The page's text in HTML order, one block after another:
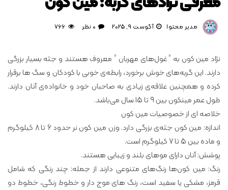
مدیر محتوا آگوست 9, 2025 0 نظر 766
نژاد مین کون به ” غول‌های مهربان ” معروف هستند و جثه بسیار بزرگی
دارند. این گربه‌های خوش برخورد، رابطه‌ی خوبی با کودکان و سگ ها برقرار
کرده و همچنین علاقه‌ی زیادی به صاحبان خود و خانواده‌ی آنان دارند.
طول عمر مینکون بین 9 تا 15 سال می‌باشد.
خلاصه ای از خصوصیات مین کون
اندازه: مین کون جثه‌ی بزرگی دارد. وزن مین کون نر حدود 6 تا 8 کیلوگرم
و ماده بین 5 تا 7 کیلوگرم است.
پوشش: آنان دارای موهای بلند و زیبایی هستند.
رنگ: مین کون‌ها رنگ‌های متنوعی دارند از جمله: چند رنگی که شامل
قرمز، مشکی یا سفید است، رنگ های موج دار و خطوط رنگی، خطوط دو